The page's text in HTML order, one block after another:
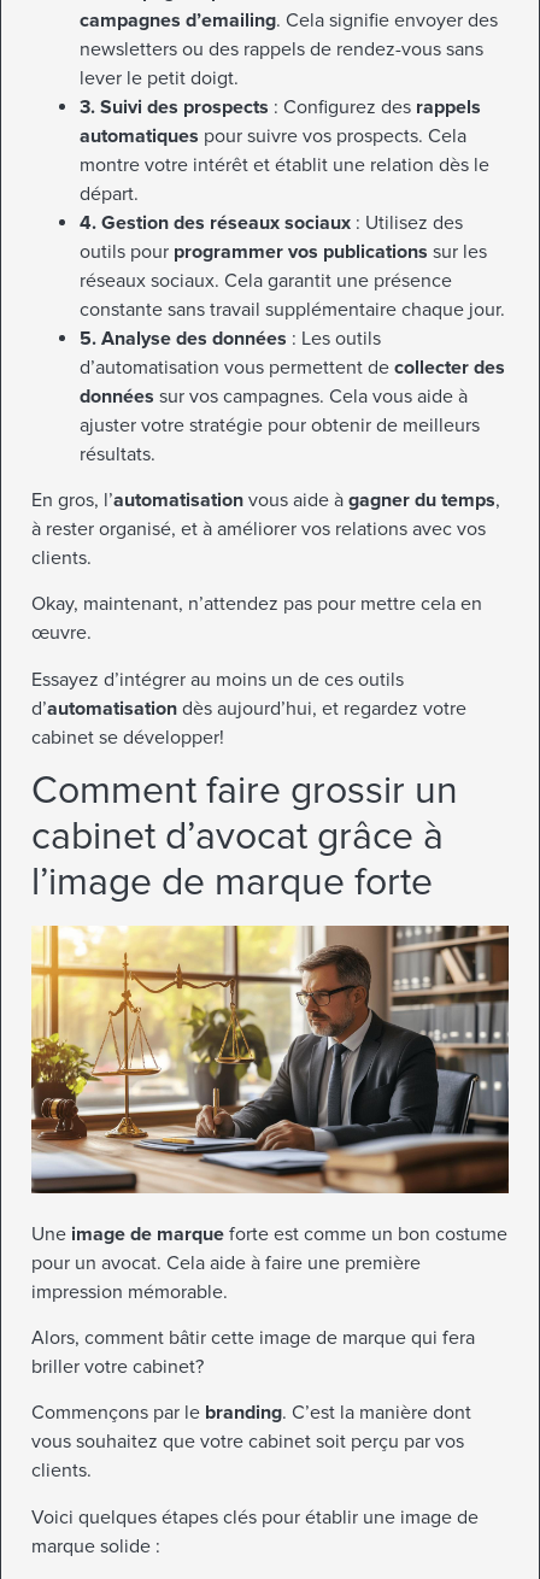
campagnes d’emailing. Cela signifie envoyer des
newsletters ou des rappels de rendez-vous sans
lever le petit doigt.
3. Suivi des prospects : Configurez des rappels
automatiques pour suivre vos prospects. Cela
montre votre intérêt et établit une relation dès le
départ.
4. Gestion des réseaux sociaux : Utilisez des
outils pour programmer vos publications sur les
réseaux sociaux. Cela garantit une présence
constante sans travail supplémentaire chaque jour.
5. Analyse des données : Les outils
d’automatisation vous permettent de collecter des
données sur vos campagnes. Cela vous aide à
ajuster votre stratégie pour obtenir de meilleurs
résultats.
En gros, l’automatisation vous aide à gagner du temps,
à rester organisé, et à améliorer vos relations avec vos
clients.
Okay, maintenant, n’attendez pas pour mettre cela en
œuvre.
Essayez d’intégrer au moins un de ces outils
d’automatisation dès aujourd’hui, et regardez votre
cabinet se développer!
Comment faire grossir un
cabinet d’avocat grâce à
l’image de marque forte
Une image de marque forte est comme un bon costume
pour un avocat. Cela aide à faire une première
impression mémorable.
Alors, comment bâtir cette image de marque qui fera
briller votre cabinet?
Commençons par le branding. C’est la manière dont
vous souhaitez que votre cabinet soit perçu par vos
clients.
Voici quelques étapes clés pour établir une image de
marque solide :